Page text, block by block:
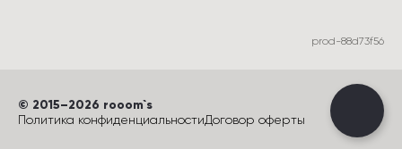
prod-88d73f56
© 2015–2026 rooom`s
Политика конфиденциальностиДоговор оферты